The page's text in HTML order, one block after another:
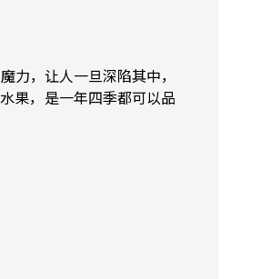
，让人一旦深陷其中，
果，是一年四季都可以品